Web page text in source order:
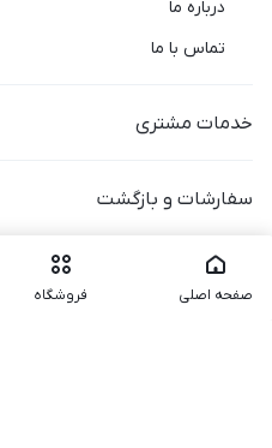
درباره ما
تماس با ما
خدمات مشتری
سفارشات و بازگشت
صفحه اصلی فروشگاه